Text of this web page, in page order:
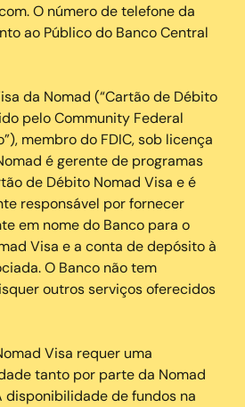
O número de telefone da
ao Público do Banco Central
da Nomad (“Cartão de Débito
pelo Community Federal
membro do FDIC, sob licença
é gerente de programas
de Débito Nomad Visa e é
responsável por fornecer
em nome do Banco para o
Visa e a conta de depósito à
O Banco não tem
outros serviços oferecidos
Visa requer uma
tanto por parte da Nomad
disponibilidade de fundos na